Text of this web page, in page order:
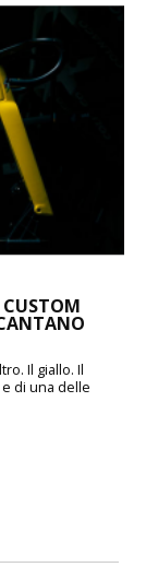
CUSTOM
Il giallo. Il
di una delle